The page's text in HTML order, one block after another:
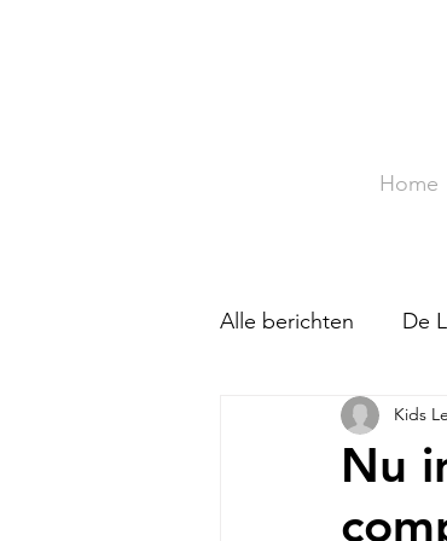
Home
Alle berichten De
Tafeldiploma
De
Nu
Kids